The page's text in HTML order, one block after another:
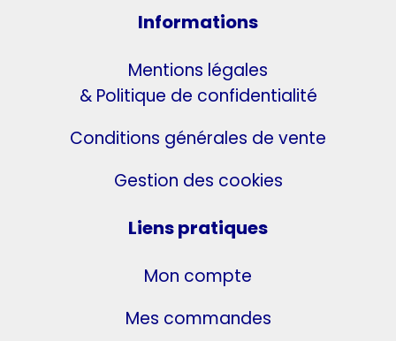
Informations
Mentions légales
& Politique de confidentialité
Conditions générales de vente
Gestion des cookies
Liens pratiques
Mon compte
Mes commandes